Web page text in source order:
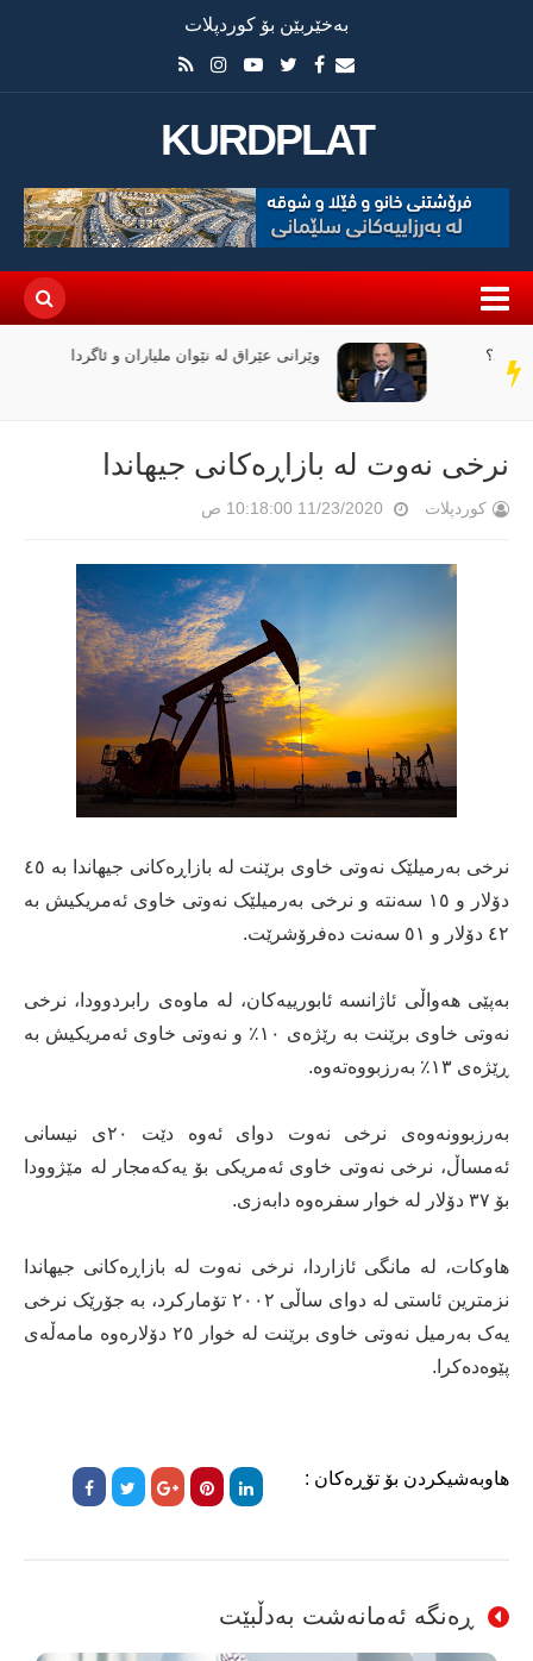
بەخێربێن بۆ کوردپلات
KURDPLAT
سەر
دێڕ
وێرانی عێراق لە نێوان ملیاران و ئاگردا
نرخی نەوت لە بازاڕەکانی جیهاندا
کوردپلات 11/23/2020 10:18:00 ص
نرخی بەرمیلێک نەوتی خاوی برێنت لە بازاڕەکانی جيهاندا بە ٤٥
دۆلار و ١٥ سەنتە و نرخى بەرميلێک نەوتی خاوی ئەمريکيش بە
٤٢ دۆلار و ٥١ سەنت دەفرۆشرێت.
بەپێی هەواڵی ئاژانسە ئابورييەکان، لە ماوەی رابردوودا، نرخی
نەوتی خاوی برێنت بە رێژەی ١٠٪ و نەوتی خاوی ئەمريکيش بە
ڕێژەی ١٣٪ بەرزبووەتەوە.
بەرزبوونەوەی نرخی نەوت دوای ئەوە دێت ٢٠ی نيسانی
ئەمساڵ، نرخی نەوتی خاوی ئەمريکی بۆ يەکەمجار لە مێژوودا
بۆ ٣٧ دۆلار لە خوار سفرەوە دابەزی.
هاوکات، لە مانگی ئازاردا، نرخی نەوت لە بازاڕەکانی جیهاندا
نزمترين ئاستی لە دوای ساڵی ٢٠٠٢ تۆمارکرد، بە جۆرێک نرخی
یەک بەرمیل نەوتی خاوی برێنت لە خوار ٢٥ دۆلارەوە مامەڵەی
پێوەدەکرا.
هاوبەشیکردن بۆ تۆڕەکان :
ڕەنگە ئەمانەشت بەدڵبێت